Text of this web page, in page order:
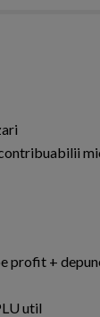
profit +
util